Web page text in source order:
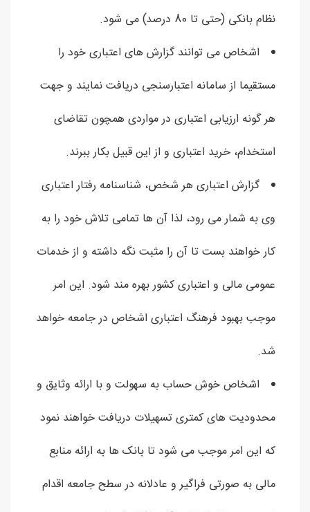
نظام بانکی (حتی تا 80 درصد) می شود.
اشخاص می توانند گزارش های اعتباری خود را
مستقیما از سامانه اعتبارسنجی دریافت نمایند و جهت
هر گونه ارزیابی اعتباری در مواردی همچون تقاضای
استخدام، خرید اعتباری و از این قبیل بکار ببرند.
گزارش اعتباری هر شخص، شناسنامه رفتار اعتباری
وی به شمار می رود، لذا آن ها تمامی تلاش خود را به
کار خواهند بست تا آن را مثبت نگه داشته و از خدمات
عمومی مالی و اعتباری کشور بهره مند شود. این امر
موجب بهبود فرهنگ اعتباری اشخاص در جامعه خواهد
شد.
اشخاص خوش حساب به سهولت و با ارائه وثایق و
محدودیت های کمتری تسهیلات دریافت خواهند نمود
که این امر موجب می شود تا بانک ها به ارائه منابع
مالی به صورتی فراگیر و عادلانه در سطح جامعه اقدام